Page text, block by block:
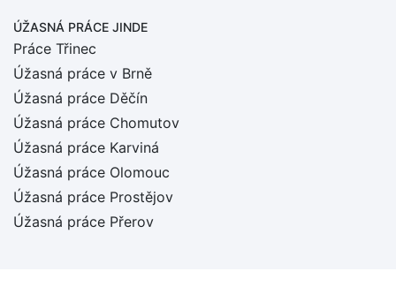
ÚŽASNÁ PRÁCE JINDE
Práce Třinec
Úžasná práce v Brně
Úžasná práce Děčín
Úžasná práce Chomutov
Úžasná práce Karviná
Úžasná práce Olomouc
Úžasná práce Prostějov
Úžasná práce Přerov